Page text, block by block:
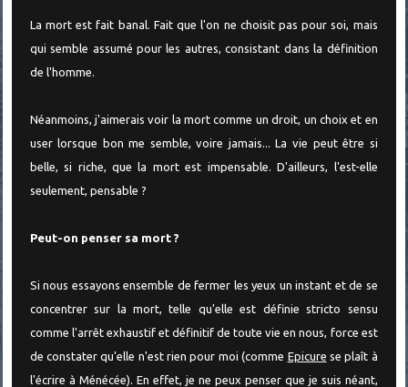
La mort est fait banal. Fait que l'on ne choisit pas pour soi, mais
qui semble assumé pour les autres, consistant dans la définition
de l'homme.
Néanmoins, j'aimerais voir la mort comme un droit, un choix et en
user lorsque bon me semble, voire jamais... La vie peut être si
belle, si riche, que la mort est impensable. D'ailleurs, l'est-elle
seulement, pensable ?
Peut-on penser sa mort ?
Si nous essayons ensemble de fermer les yeux un instant et de se
concentrer sur la mort, telle qu'elle est définie stricto sensu
comme l'arrêt exhaustif et définitif de toute vie en nous, force est
de constater qu'elle n'est rien pour moi (comme Epicure se plaît à
l'écrire à Ménécée). En effet, je ne peux penser que je suis néant,